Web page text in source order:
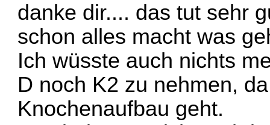
danke dir.... das tut sehr
schon alles macht was
Ich wüsste auch nichts
D noch K2 zu nehmen,
Knochenaufbau geht.